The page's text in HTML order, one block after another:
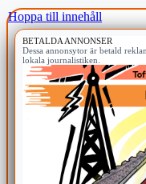
Hoppa till innehåll
BETALDA ANNONSER
Dessa annonsytor är betald
lokala journalistiken.